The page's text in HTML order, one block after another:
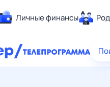
Личные финансы